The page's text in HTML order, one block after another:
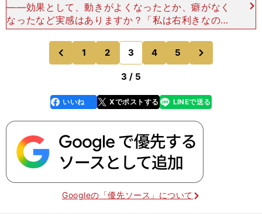
――効果として、動きがよくなったとか、癖がなく
なったなど実感はありますか？「私は右利きなので
右のほうが強かったんですけど、トレーナーさんに
見てもらって、身体の傾きなどを指摘してもらいな
がらトレーニング
前
のページへ
1 2 3 4 5
のページへ
3 / 5
faceboo
k
いいね Xでポストする
line LINEで送る
Googleの「優先ソース」について